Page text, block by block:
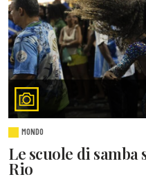
MONDO
Le scuole di
Rio